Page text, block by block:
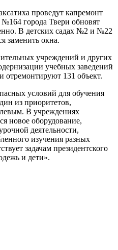
проведут капремонт
города Твери обновят
В детских садах №2 и №22
заменить окна.
учреждений и других
учебных заведений
отремонтируют 131 объект.
условий для обучения
из приоритетов,
В учреждениях
новое оборудование,
деятельности,
изучения разных
задачам президентского
и дети».